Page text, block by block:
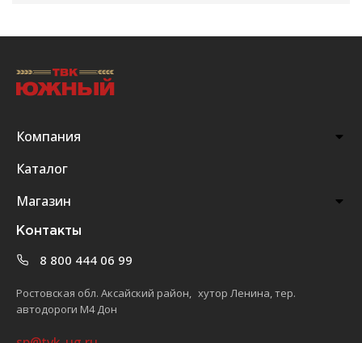
Компания
Каталог
Магазин
Контакты
8 800 444 06 99
Ростовская обл. Аксайский район, хутор Ленина, тер.
автодороги М4 Дон